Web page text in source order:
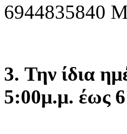
6944835840
3. Την ίδια
5:00μ.μ. έως